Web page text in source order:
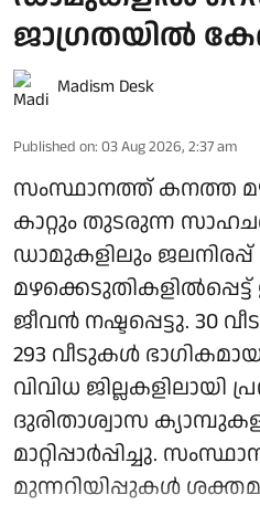
ജാഗ്രതയില്‍
Madism Desk
Published on: 03 Aug 2026, 2:37 am
സംസ്ഥാനത്ത് കനത്ത
കാറ്റും തുടരുന്ന
ഡാമുകളിലും
ജീവന്‍ നഷ്ടപ്പെട്ടു.
293 വീടുകള്‍
വിവിധ ജില്ലകളിലായി
ദുരിതാശ്വാസ
മാറ്റിപ്പാര്‍പ്പിച്ചു.
മുന്നറിയിപ്പുകള്‍